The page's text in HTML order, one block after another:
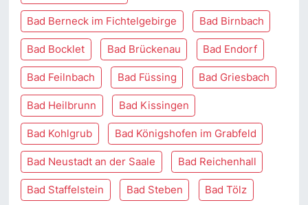
Bad Berneck im Fichtelgebirge Bad Birnbach
Bad Bocklet Bad Brückenau Bad Endorf
Bad Feilnbach Bad Füssing Bad Griesbach
Bad Heilbrunn Bad Kissingen
Bad Kohlgrub Bad Königshofen im Grabfeld
Bad Neustadt an der Saale Bad Reichenhall
Bad Staffelstein Bad Steben Bad Tölz